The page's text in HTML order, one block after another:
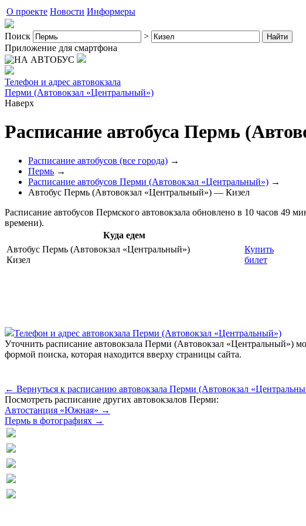
О проекте Новости Информеры
Поиск > Найти
Приложение для смартфона
Телефон и адрес автовокзала
Перми (Автовокзал «Центральный»)
Наверх
Расписание автобуса Пермь
Расписание автобусов (все города) →
Пермь →
Расписание автобусов Перми (Автовокзал «Центральный») →
Автобус Пермь (Автовокзал «Центральный») — Кизел
Расписание автобусов Пермского автовокзала обновлено в 10 часов 49
времени).
Куда едем
Автобус Пермь (Автовокзал «Центральный»)
Кизел
Купить
билет
Телефон и адрес aвтовокзала Перми (Автовокзал «Центральный»)
Уточнить расписание автовокзала Перми (Автовокзал «Центральный»)
формой поиска, которая находится вверху страницы сайта.
← Вернуться к расписанию автовокзала Перми (Автовокзал
Посмотреть расписание других автовокзалов Перми:
Автостанция «Южная» →
Пермь в фотографиях →